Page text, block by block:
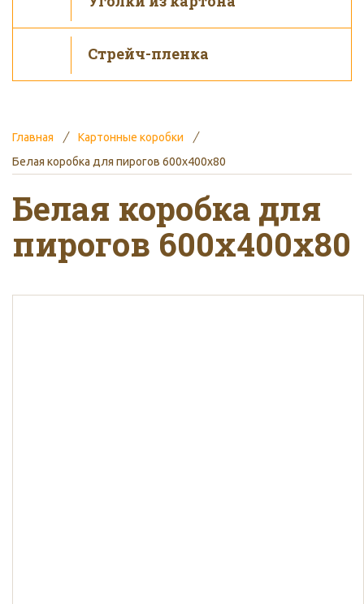
Главная
Картонные коробки
Белая коробка для пирогов 600x400x80
Белая коробка для
пирогов 600x400x80
Стрейч-пленка